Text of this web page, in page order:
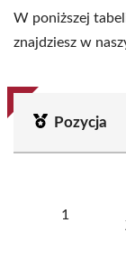
W poniższej
znajdziesz w
Pozycja
1